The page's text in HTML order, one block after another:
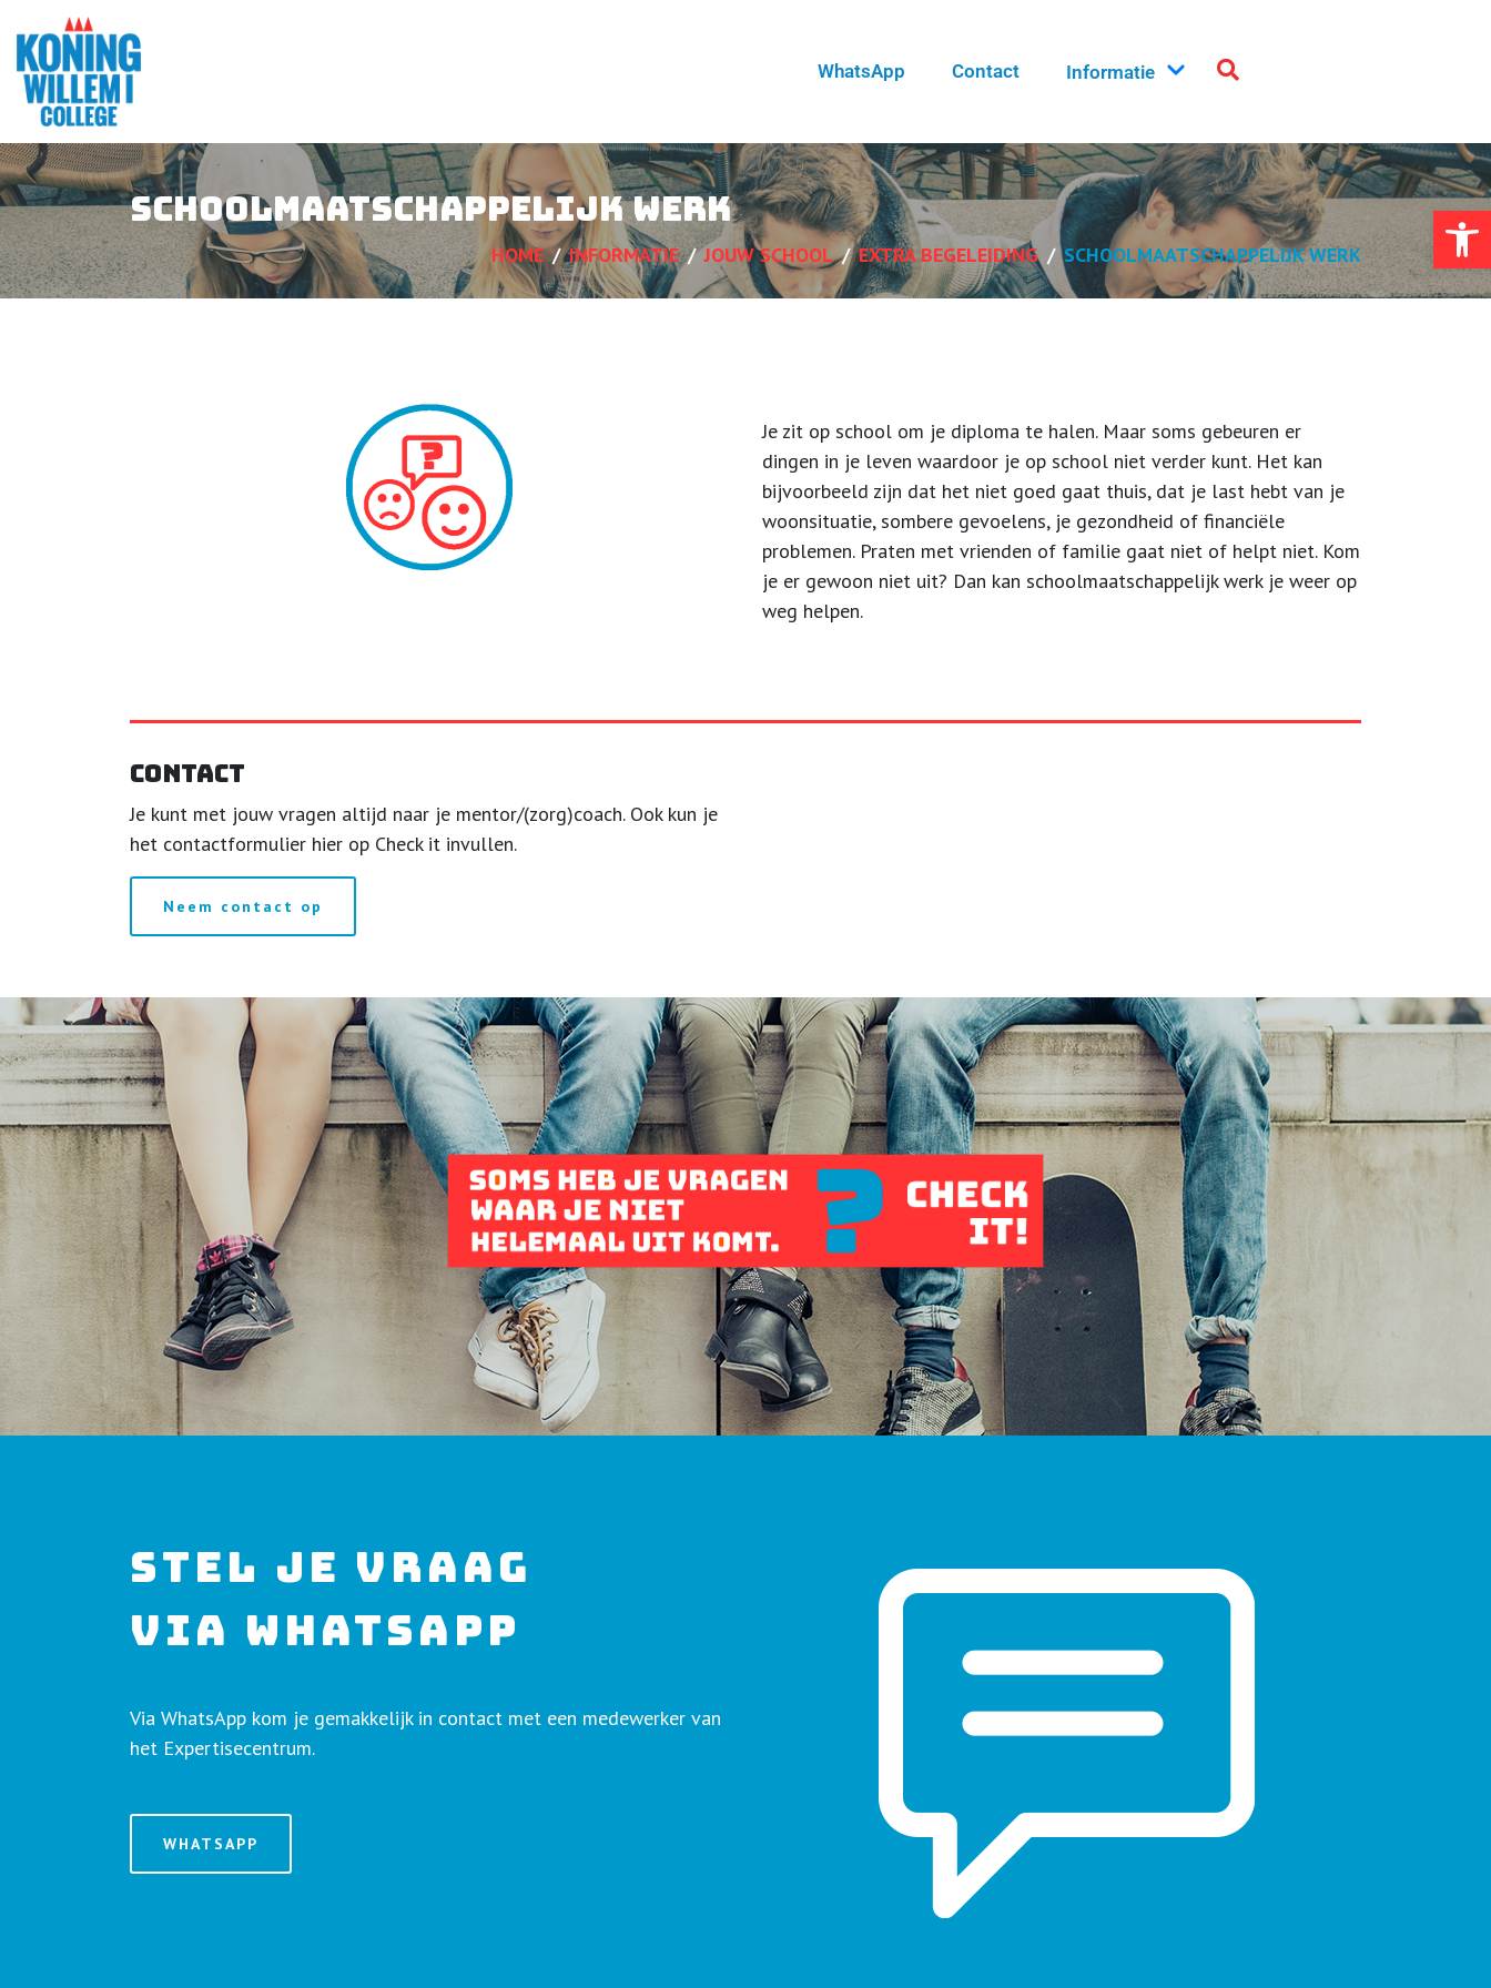
WhatsApp Contact Informatie
Schoolmaatschappelijk werk
HOME INFORMATIE JOUW SCHOOL EXTRA BEGELEIDING SCHOOLMAATSCHAPPELIJK WERK
Je zit op school om je diploma te halen. Maar soms gebeuren er
dingen in je leven waardoor je op school niet verder kunt. Het kan
bijvoorbeeld zijn dat het niet goed gaat thuis, dat je last hebt van je
woonsituatie, sombere gevoelens, je gezondheid of financiële
problemen. Praten met vrienden of familie gaat niet of helpt niet. Kom
je er gewoon niet uit? Dan kan schoolmaatschappelijk werk je weer op
weg helpen.
Contact
Je kunt met jouw vragen altijd naar je mentor/(zorg)coach. Ook kun je
het contactformulier hier op Check it invullen.
Neem contact op
STEL JE VRAAG
VIA WHATSAPP
Via WhatsApp kom je gemakkelijk in contact met een medewerker van
het Expertisecentrum.
WHATSAPP